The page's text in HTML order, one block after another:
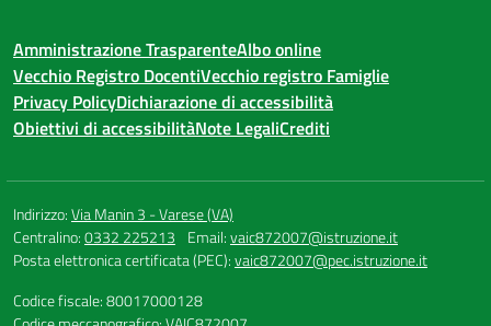
Amministrazione TrasparenteAlbo online
Vecchio Registro DocentiVecchio registro Famiglie
Privacy PolicyDichiarazione di accessibilità
Obiettivi di accessibilitàNote LegaliCrediti
Indirizzo:Via Manin 3 - Varese (VA)
Centralino:0332 225213 Email:vaic872007@istruzione.it
Posta elettronica certificata (PEC):vaic872007@pec.istruzione.it
Codice fiscale: 80017000128